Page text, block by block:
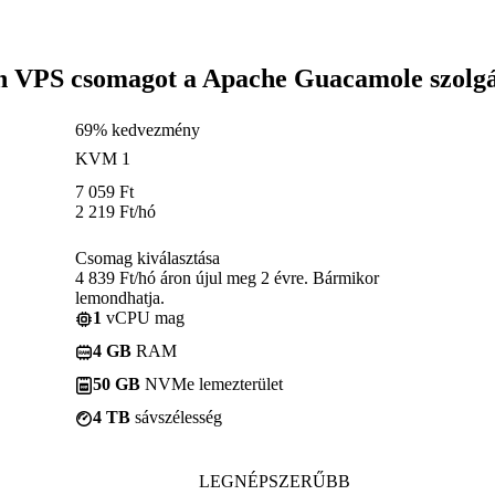
VPS csomagot a Apache Guacamole
69% kedvezmény
KVM 1
7 059 Ft
2 219 Ft/hó
Csomag kiválasztása
4 839 Ft/hó áron újul meg 2 évre. Bármikor
lemondhatja.
1 vCPU mag
4 GB RAM
50 GB NVMe lemezterület
4 TB sávszélesség
LEGNÉPSZERŰBB